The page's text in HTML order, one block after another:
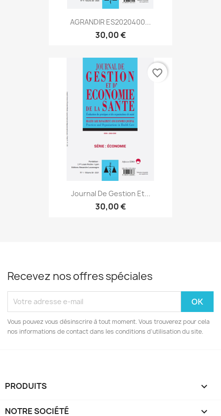
AGRANDIR ES2020400...
30,00 €
Journal De Gestion Et...
30,00 €
favorite_border
Recevez nos offres spéciales
Vous pouvez vous désinscrire à tout moment. Vous trouverez pour cela
nos informations de contact dans les conditions d'utilisation du site.
PRODUITS 
NOTRE SOCIÉTÉ 